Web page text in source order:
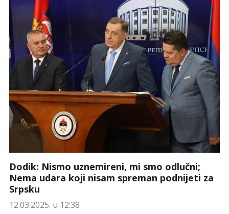
Dodik: Nismo uznemireni, mi smo odlučni;
Nema udara koji nisam spreman podnijeti za
Srpsku
12.03.2025. u 12:38